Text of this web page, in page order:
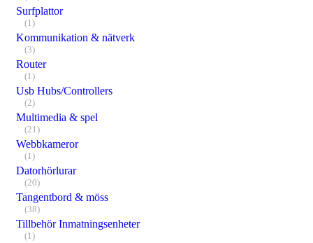
Surfplattor
(1)
Kommunikation & nätverk
(3)
Router
(1)
Usb Hubs/Controllers
(2)
Multimedia & spel
(21)
Webbkameror
(1)
Datorhörlurar
(20)
Tangentbord & möss
(38)
Tillbehör Inmatningsenheter
(1)